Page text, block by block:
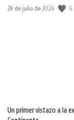
Fecha
28 de julio de 2026 6
Un primer vistazo a la